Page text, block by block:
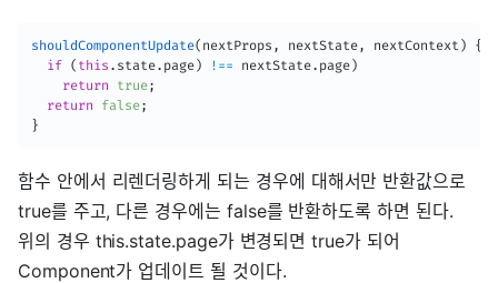
shouldComponentUpdate( nextProps , nextState, nextContext )
{
if ( this . state. page) !== nextState. page)
return
true;
return
false;
}
함수 안에서 리렌더링하게 되는 경우에 대해서만 반환값으로
true를 주고, 다른 경우에는 false를 반환하도록 하면 된다.
위의 경우 this.state.page가 변경되면 true가 되어
Component가 업데이트 될 것이다.